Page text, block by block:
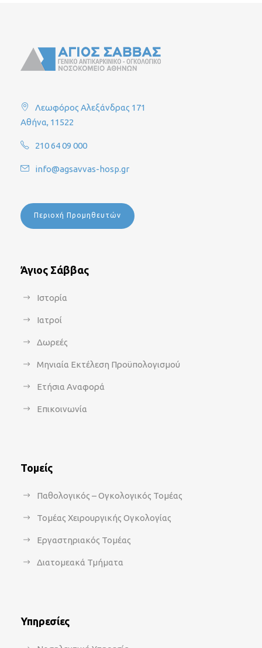
Λεωφόρος Αλεξάνδρας 171
Αθήνα, 11522
210 64 09 000
info@agsavvas-hosp.gr
Περιοχή Προμηθευτών
Άγιος Σάββας
Ιστορία
Ιατροί
Δωρεές
Μηνιαία Εκτέλεση Προϋπολογισμού
Ετήσια Αναφορά
Επικοινωνία
Τομείς
Παθολογικός – Ογκολογικός Τομέας
Τομέας Χειρουργικής Ογκολογίας
Εργαστηριακός Τομέας
Διατομεακά Τμήματα
Υπηρεσίες